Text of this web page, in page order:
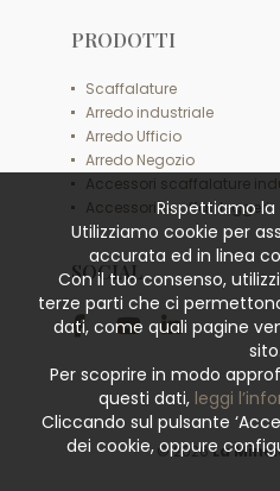
PRODOTTI
Scaffalature
Arredo industriale
Arredo Ufficio
Arredo Negozio
Accessori scaffalature
Accessori scaffali leggeri
SOCIAL
© 2026La
Rispettiamo la
Utilizziamo cookie per
accurata ed in linea
Con il tuo consenso,
terze parti che ci
dati, come quali pagine
sito.
Per scoprire in modo
questi dati, leggi
Cliccando sul pulsante
dei cookie, oppure